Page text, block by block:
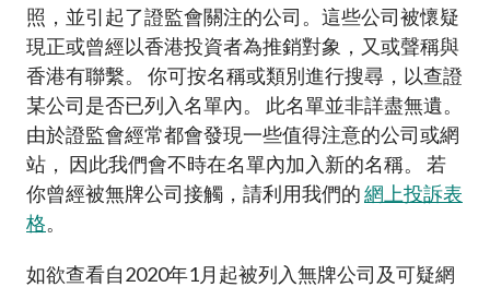
資料庫
新聞稿及公布
加入本會
照，並引起了證監會關注的公司。這些公司被懷疑
現正或曾經以香港投資者為推銷對象，又或聲稱與
香港有聯繫。 你可按名稱或類別進行搜尋，以查證
某公司是否已列入名單內。 此名單並非詳盡無遺。
由於證監會經常都會發現一些值得注意的公司或網
站， 因此我們會不時在名單內加入新的名稱。 若
你曾經被無牌公司接觸，請利用我們的網上投訴表
格。
如欲查看自2020年1月起被列入無牌公司及可疑網